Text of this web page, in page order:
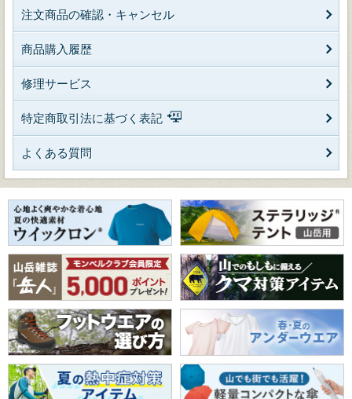
注文商品の確認・キャンセル
商品購入履歴
修理サービス
特定商取引法に基づく表記
よくある質問